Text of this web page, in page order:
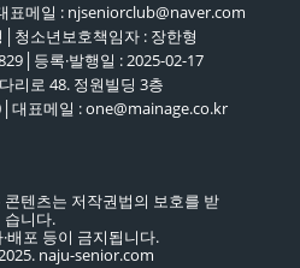
표메일 : njseniorclub@naver.com
│청소년보호책임자 : 장한형
등록·발행일 : 2025-02-17
리로 48. 정원빌딩 3층
대표메일 : one@mainage.co.kr
텐츠는 저작권법의 보호를 받
습니다.
배포 등이 금지됩니다.
naju-senior.com